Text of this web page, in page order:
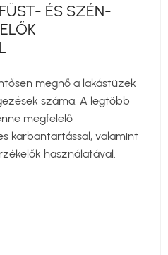
ÉS SZÉN-
megnő a lakástüzek
száma. A legtöbb
megfelelő
karbantartással, valamint
használatával.